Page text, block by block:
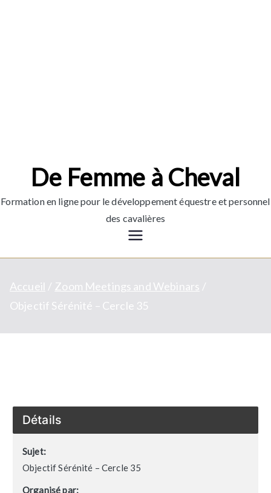
De Femme à Cheval
Formation en ligne pour le développement équestre et personnel
des cavalières
Accueil
Zoom Meetings and Webinars
Objectif Sérénité – Cercle 35
Détails
Sujet:
Objectif Sérénité – Cercle 35
Organisé par: